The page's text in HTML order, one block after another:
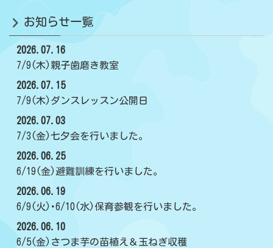
お知らせ一覧
2026.07.16
7/9(木)親子歯磨き教室
2026.07.15
7/9(木)ダンスレッスン公開日
2026.07.03
7/3(金)七夕会を行いました。
2026.06.25
6/19(金)避難訓練を行いました。
2026.06.19
6/9(火)･6/10(水)保育参観を行いました。
2026.06.10
6/5(金)さつま芋の苗植え＆玉ねぎ収穫